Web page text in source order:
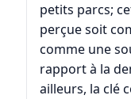
petits parcs;
perçue soit
comme une
rapport à la
ailleurs, la clé